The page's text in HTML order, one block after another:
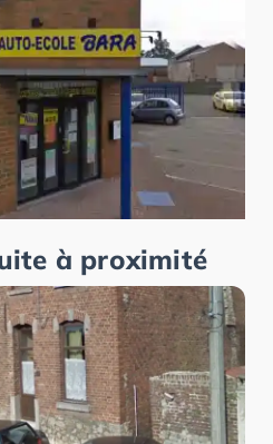
à proximité